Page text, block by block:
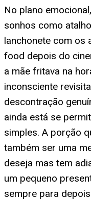
No plano
sonhos como
lanchonete com os
food depois do
a mãe fritava na
inconsciente
descontração
ainda está se
simples. A porção
também ser uma
deseja mas tem
um pequeno
sempre para